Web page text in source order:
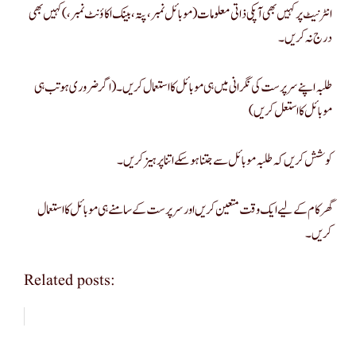
انٹر نیٹ پر کہیں بھی آپکی ذاتی معلومات ( موبائل نمبر ، پتہ ، بینک اکاؤنٹ نمبر ،) کہیں بھی
درج نہ کریں ۔
طلبہ اپنے سر پرست کی نگرانی میں ہی موبائل کا استعمال کریں ۔( اگر ضروری ہو تب ہی
موبائل کا استعل کریں )
کوشش کریں کہ طلبہ موبائل سے جتنا ہو سکے اتنا پرہیز کریں۔
گھر کام کے لیے ایک وقت متعین کریں اور سرپرست کے سامنے ہی موبائل کا استعما ل
کریں۔
Related posts: